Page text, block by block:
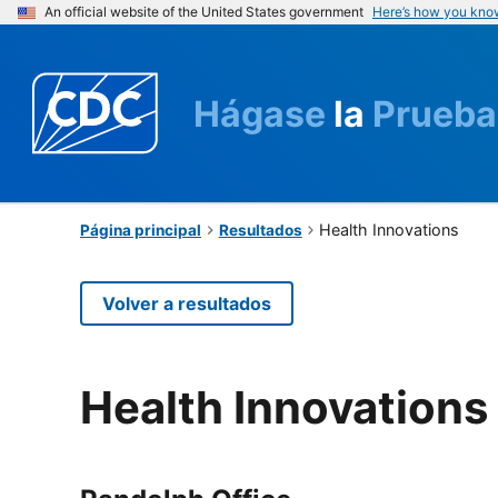
An official website of the United States government Here’s how you
Hágase la Prueba
Página principal Resultados Health Innovations
Volver a resultados
Health Innovations